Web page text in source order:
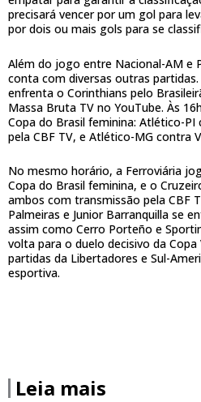
precisará vencer por um gol para
por dois ou mais gols para se
Além do jogo entre Nacional-AM e
conta com diversas outras
enfrenta o Corinthians pelo
Massa Bruta TV no YouTube. Às
Copa do Brasil feminina: Atlético-
pela CBF TV, e Atlético-MG contra
No mesmo horário, a Ferroviária
Copa do Brasil feminina, e o
ambos com transmissão pela CBF
Palmeiras e Junior Barranquilla se
assim como Cerro Porteño e
volta para o duelo decisivo da
partidas da Libertadores e Sul-
esportiva.
Leia mais